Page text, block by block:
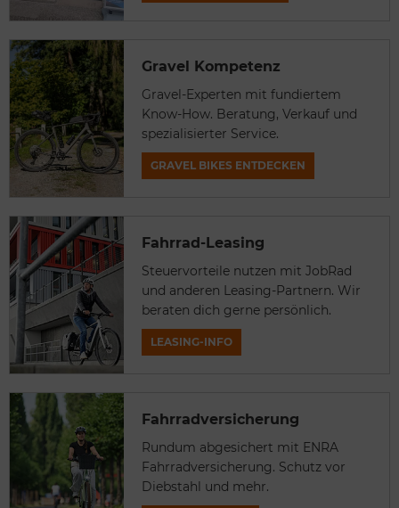
Gravel Kompetenz
Gravel-Experten mit fundiertem
Know-How. Beratung, Verkauf und
spezialisierter Service.
GRAVEL BIKES ENTDECKEN
Fahrrad-Leasing
Steuervorteile nutzen mit JobRad
und anderen Leasing-Partnern. Wir
beraten dich gerne persönlich.
LEASING-INFO
Fahrradversicherung
Rundum abgesichert mit ENRA
Fahrradversicherung. Schutz vor
Diebstahl und mehr.